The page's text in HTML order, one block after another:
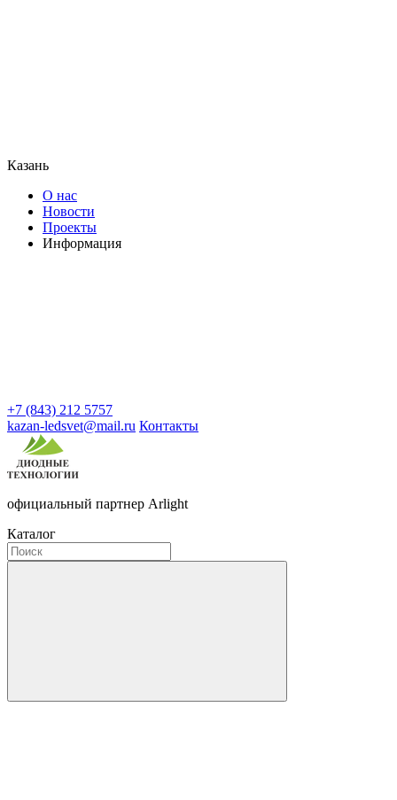
Казань
О нас
Новости
Проекты
Информация
+7 (843) 212 5757
kazan-ledsvet@mail.ru Контакты
официальный партнер Arlight
Каталог